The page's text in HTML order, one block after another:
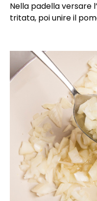
Nella padella versare
tritata, poi unire il